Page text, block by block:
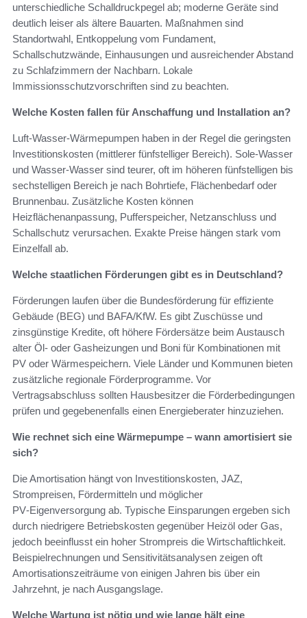
unterschiedliche Schalldruckpegel ab; moderne Geräte sind
deutlich leiser als ältere Bauarten. Maßnahmen sind
Standortwahl, Entkoppelung vom Fundament,
Schallschutzwände, Einhausungen und ausreichender Abstand
zu Schlafzimmern der Nachbarn. Lokale
Immissionsschutzvorschriften sind zu beachten.
Welche Kosten fallen für Anschaffung und Installation an?
Luft‑Wasser‑Wärmepumpen haben in der Regel die geringsten
Investitionskosten (mittlerer fünfstelliger Bereich). Sole‑Wasser
und Wasser‑Wasser sind teurer, oft im höheren fünfstelligen bis
sechstelligen Bereich je nach Bohrtiefe, Flächenbedarf oder
Brunnenbau. Zusätzliche Kosten können
Heizflächenanpassung, Pufferspeicher, Netzanschluss und
Schallschutz verursachen. Exakte Preise hängen stark vom
Einzelfall ab.
Welche staatlichen Förderungen gibt es in Deutschland?
Förderungen laufen über die Bundesförderung für effiziente
Gebäude (BEG) und BAFA/KfW. Es gibt Zuschüsse und
zinsgünstige Kredite, oft höhere Fördersätze beim Austausch
alter Öl‑ oder Gasheizungen und Boni für Kombinationen mit
PV oder Wärmespeichern. Viele Länder und Kommunen bieten
zusätzliche regionale Förderprogramme. Vor
Vertragsabschluss sollten Hausbesitzer die Förderbedingungen
prüfen und gegebenenfalls einen Energieberater hinzuziehen.
Wie rechnet sich eine Wärmepumpe – wann amortisiert sie
sich?
Die Amortisation hängt von Investitionskosten, JAZ,
Strompreisen, Fördermitteln und möglicher
PV‑Eigenversorgung ab. Typische Einsparungen ergeben sich
durch niedrigere Betriebskosten gegenüber Heizöl oder Gas,
jedoch beeinflusst ein hoher Strompreis die Wirtschaftlichkeit.
Beispielrechnungen und Sensitivitätsanalysen zeigen oft
Amortisationszeiträume von einigen Jahren bis über ein
Jahrzehnt, je nach Ausgangslage.
Welche Wartung ist nötig und wie lange hält eine